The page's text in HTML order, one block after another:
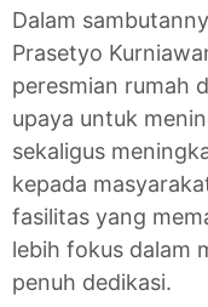
Dalam
Prasetyo
peresmian rumah
upaya untuk
sekaligus
kepada
fasilitas yang
lebih fokus dalam
penuh dedikasi.